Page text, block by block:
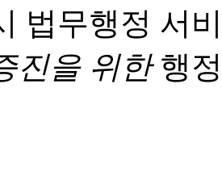
법무행정 서
진을 위한행